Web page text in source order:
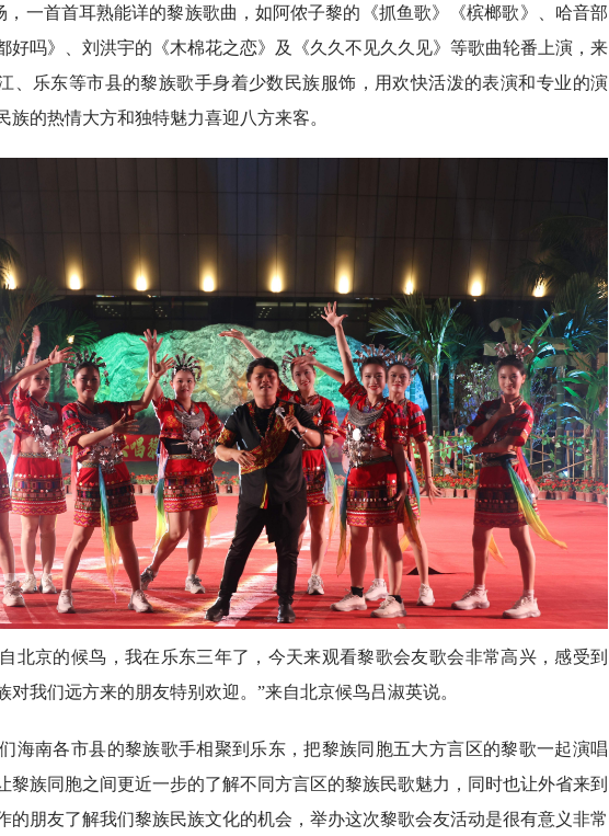
，一首首耳熟能详的黎族歌曲，如阿侬子黎的《抓鱼歌》《槟榔歌》、哈音部
好吗》、刘洪宇的《木棉花之恋》及《久久不见久久见》等歌曲轮番上演，来
、乐东等市县的黎族歌手身着少数民族服饰，用欢快活泼的表演和专业的演
族的热情大方和独特魅力喜迎八方来客。
北京的候鸟，我在乐东三年了，今天来观看黎歌会友歌会非常高兴，感受到
对我们远方来的朋友特别欢迎。”来自北京候鸟吕淑英说。
海南各市县的黎族歌手相聚到乐东，把黎族同胞五大方言区的黎歌一起演唱
黎族同胞之间更近一步的了解不同方言区的黎族民歌魅力，同时也让外省来到
的朋友了解我们黎族民族文化的机会，举办这次黎歌会友活动是很有意义非常